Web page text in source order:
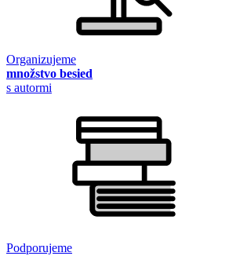
Organizujeme
množstvo besied
s autormi
Podporujeme